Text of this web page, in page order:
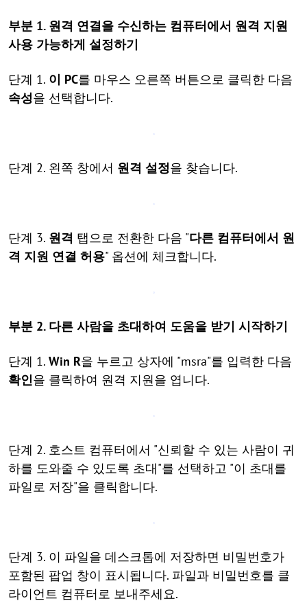
부분 1. 원격 연결을 수신하는 컴퓨터에서 원격 지원
사용 가능하게 설정하기
단계 1. 이 PC를 마우스 오른쪽 버튼으로 클릭한 다음
속성을 선택합니다.
단계 2. 왼쪽 창에서 원격 설정을 찾습니다.
단계 3. 원격 탭으로 전환한 다음 "다른 컴퓨터에서 원
격 지원 연결 허용" 옵션에 체크합니다.
부분 2. 다른 사람을 초대하여 도움을 받기 시작하기
단계 1. Win R을 누르고 상자에 "msra"를 입력한 다음
확인을 클릭하여 원격 지원을 엽니다.
단계 2. 호스트 컴퓨터에서 "신뢰할 수 있는 사람이 귀
하를 도와줄 수 있도록 초대"를 선택하고 "이 초대를
파일로 저장"을 클릭합니다.
단계 3. 이 파일을 데스크톱에 저장하면 비밀번호가
포함된 팝업 창이 표시됩니다. 파일과 비밀번호를 클
라이언트 컴퓨터로 보내주세요.